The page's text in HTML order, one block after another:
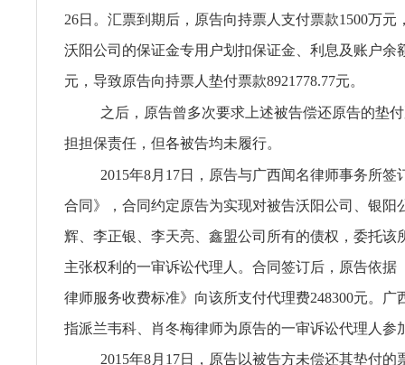
26日。汇票到期后，原告向持票人支付票款1500万元
沃阳公司的保证金专用户划扣保证金、利息及账户余
元，导致原告向持票人垫付票款8921778.77元。
之后，原告曾多次要求上述被告偿还原告的垫
担担保责任，但各被告均未履行。
2015年8月17日，原告与广西闻名律师事务所签
合同》，合同约定原告为实现对被告沃阳公司、银阳
辉、李正银、李天亮、鑫盟公司所有的债权，委托该
主张权利的一审诉讼代理人。合同签订后，原告依据
律师服务收费标准》向该所支付代理费248300元。广
指派兰韦科、肖冬梅律师为原告的一审诉讼代理人参
2015年8月17日，原告以被告方未偿还其垫付的